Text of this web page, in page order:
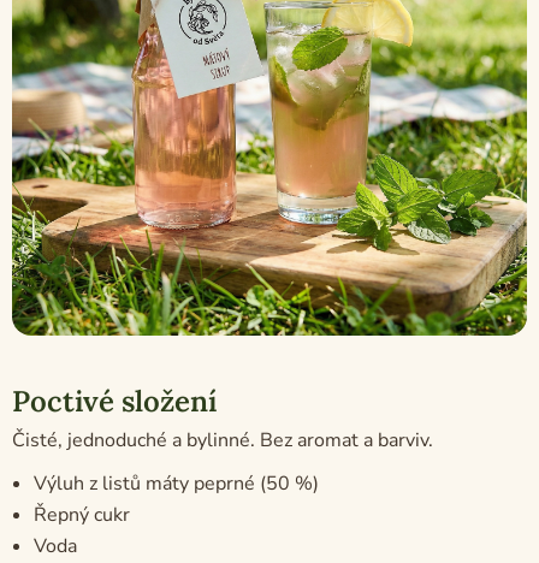
Poctivé složení
Čisté, jednoduché a bylinné. Bez aromat a barviv.
Výluh z listů máty peprné (50 %)
Řepný cukr
Voda